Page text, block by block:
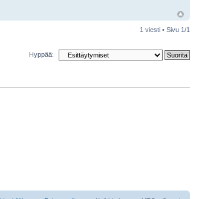
1 viesti • Sivu 1/1
Hyppää: